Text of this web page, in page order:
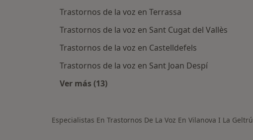
Trastornos de la voz en Terrassa
Trastornos de la voz en Sant Cugat del Vallès
Trastornos de la voz en Castelldefels
Trastornos de la voz en Sant Joan Despí
Ver más (13)
Especialistas En Trastornos De La Voz En Vilanova I La Geltrú